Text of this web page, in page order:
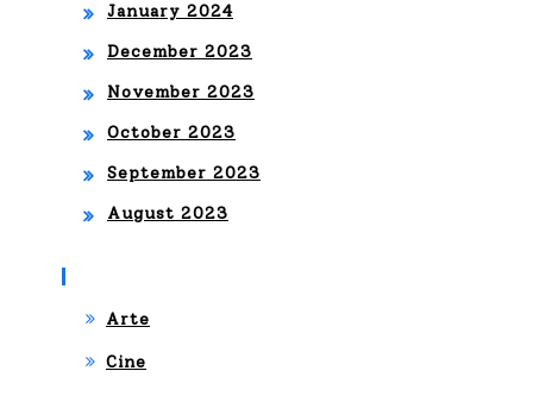
January 2024
December 2023
November 2023
October 2023
September 2023
August 2023
Arte
Cine